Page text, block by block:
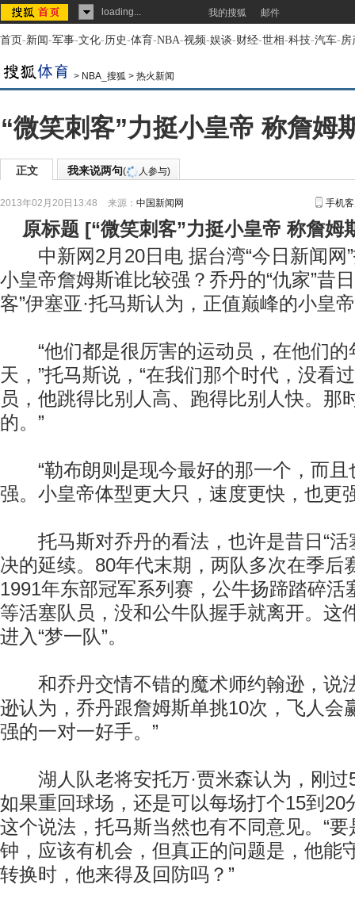
loading... 我的搜狐 邮件
首页-新闻-军事-文化-历史-体育-NBA-视频-娱谈-财经-世相-科技-汽车-房
> NBA_搜狐 > 热火新闻
“微笑刺客”力挺小皇帝 称詹姆
正文 我来说两句( 人参与)
2013年02月20日13:48 来源： 中国新闻网 手机
原标题 [“微笑刺客”力挺小皇帝 称詹姆
中新网2月20日电 据台湾“今日新闻网”
小皇帝詹姆斯谁比较强？乔丹的“仇家”昔
客”伊塞亚·托马斯认为，正值巅峰的小皇
“他们都是很厉害的运动员，在他们的
天，”托马斯说，“在我们那个时代，没看
员，他跳得比别人高、跑得比别人快。那
的。”
“勒布朗则是现今最好的那一个，而且
强。小皇帝体型更大只，速度更快，也更
托马斯对乔丹的看法，也许是昔日“活
决的延续。80年代末期，两队多次在季后
1991年东部冠军系列赛，公牛扬蹄踏碎活
等活塞队员，没和公牛队握手就离开。这
进入“梦一队”。
和乔丹交情不错的魔术师约翰逊，说
逊认为，乔丹跟詹姆斯单挑10次，飞人会
强的一对一好手。”
湖人队老将安托万·贾米森认为，刚过
如果重回球场，还是可以每场打个15到20
这个说法，托马斯当然也有不同意见。“
钟，应该有机会，但真正的问题是，他能
转换时，他来得及回防吗？”